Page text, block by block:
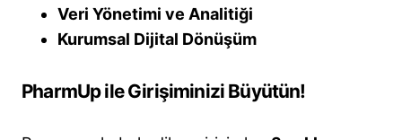
Veri Yönetimi ve Analitiği
Kurumsal Dijital Dönüşüm
PharmUp ile Girişiminizi Büyütün!